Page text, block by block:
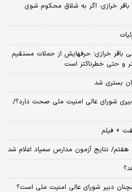
خرازی: اگر به شلاق محکوم شوی
باقر خرازی؛ حرفهایش از حملات مستقیم
و حتی خطرناکتر است
بستری شد
شورای عالی امنیت ملی صحت دارد؟/
+ فیلم
هفتم/ نتایج آزمون مدارس سمپاد اعلام شد
دبیر شورای ‌عالی امنیت ملی است؟